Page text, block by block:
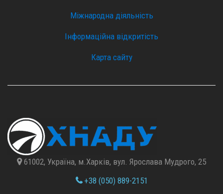
Міжнародна діяльність
Інформаційна відкритість
Карта сайту
61002, Україна, м.Харків, вул. Ярослава Мудрого, 25
+38 (050) 889-2151